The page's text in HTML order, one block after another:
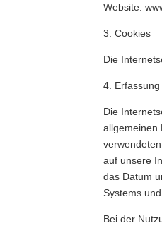
Website:
3. Cookies
Die
4.
Die
allgemeinen
auf unsere
das Datum
Systems
Bei der